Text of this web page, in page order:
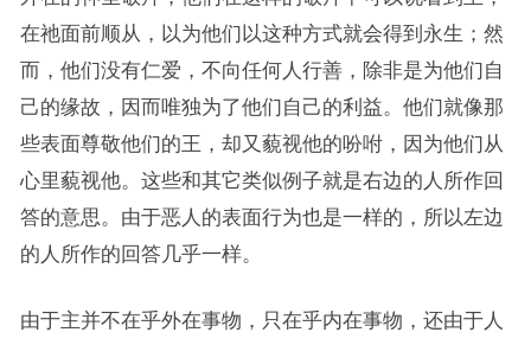
在祂面前顺从，以为他们以这种方式就会得到永生；然
而，他们没有仁爱，不向任何人行善，除非是为他们自
己的缘故，因而唯独为了他们自己的利益。他们就像那
些表面尊敬他们的王，却又藐视他的吩咐，因为他们从
心里藐视他。这些和其它类似例子就是右边的人所作回
答的意思。由于恶人的表面行为也是一样的，所以左边
的人所作的回答几乎一样。
由于主并不在乎外在事物，只在乎内在事物，还由于人